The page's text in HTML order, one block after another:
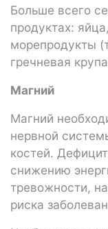
Больше всего
продуктах:
морепродукты
гречневая
Магний
Магний
нервной
костей.
снижению
тревожности,
риска